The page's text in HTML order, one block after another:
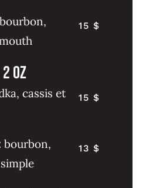
bourbon,
15 $
2 oz
cassis et
15 $
bourbon,
13 $